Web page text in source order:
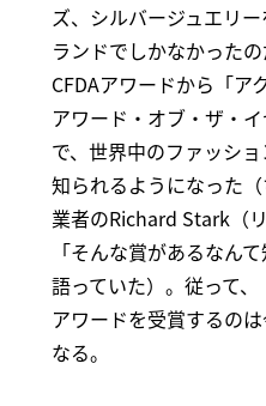
ズ、シルバージュエリ
ランドでしかなかった
CFDAアワードから「ア
アワード・オブ・ザ・
で、世界中のファッシ
知られるようになった
業者のRichard Stark（
「そんな賞があるなん
語っていた）。従って
アワードを受賞するの
なる。